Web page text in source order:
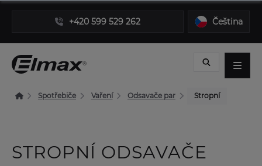
+420 599 529 262 Čeština
Spotřebiče Vaření Odsavače par Stropní
STROPNÍ ODSAVAČE